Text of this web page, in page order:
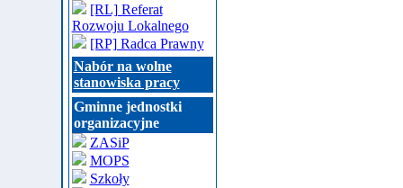
[RL] Referat
Rozwoju Lokalnego
[RP] Radca Prawny
Nabór na wolne
stanowiska pracy
Gminne jednostki
organizacyjne
ZASiP
MOPS
Szkoły